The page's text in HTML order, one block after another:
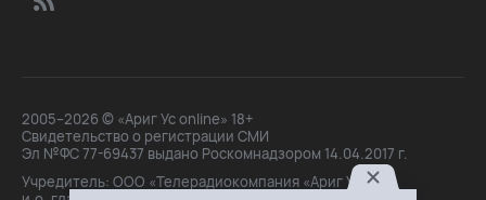
2005–2026 © «Ариг Ус online» 18+
Свидетельство о регистрации СМИ
Эл №ФС 77-69437 выдано Роскомнадзором 14.04.2017 г.
Учредитель: ООО «Телерадиокомпания «Ариг Ус»,